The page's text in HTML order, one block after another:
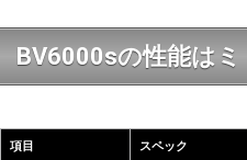
BV6000sの性能はミ
項目 スペック